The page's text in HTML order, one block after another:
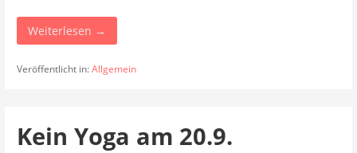
Weiterlesen →
Veröffentlicht in:Allgemein
Kein Yoga am 20.9.